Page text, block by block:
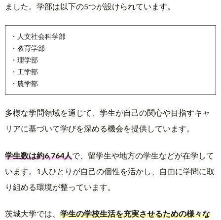
ました。学部は以下の5つが設けられています。
・人文社会科学部
・教育学部
・理学部
・工学部
・農学部
多様な学問領域を通じて、学生が自己の関心や目指すキャ
リアに基づいて学びを深める機会を提供しています。
学生数は約6,764人で、留学生や地方の学生などが在学して
います。1人ひとりが自己の個性を活かし、自由に学問に取
り組める環境が整っています。
茨城大学では、 学生の学校生活を充実させるための様々な